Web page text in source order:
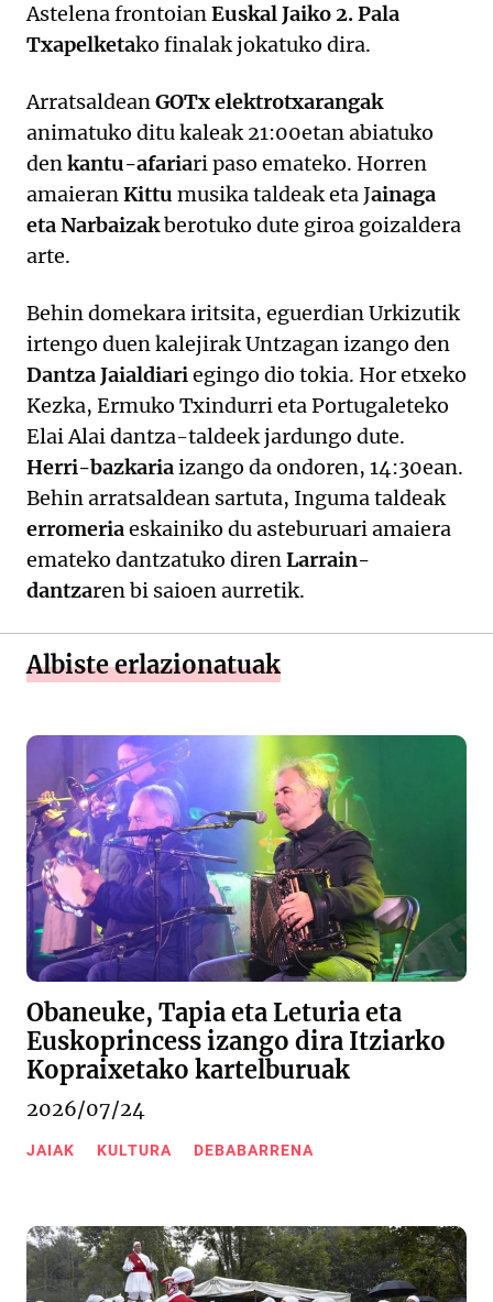
Astelena frontoianEuskal Jaiko 2. Pala
Txapelketako finalak jokatuko dira.
ArratsaldeanGOTx elektrotxarangak
animatuko ditu kaleak 21:00etan abiatuko
denkantu-afariari paso emateko. Horren
amaieranKittu musika taldeak eta Jainaga
eta Narbaizakberotuko dute giroa goizaldera
arte.
Behin domekara iritsita, eguerdian Urkizutik
irtengo duen kalejirak Untzagan izango den
Dantza Jaialdiariegingo dio tokia. Hor etxeko
Kezka, Ermuko Txindurri eta Portugaleteko
Elai Alai dantza-taldeek jardungo dute.
Herri-bazkariaizango da ondoren, 14:30ean.
Behin arratsaldean sartuta, Inguma taldeak
erromeriaeskainiko du asteburuari amaiera
emateko dantzatuko direnLarrain-
dantzaren bi saioen aurretik.
Albiste erlazionatuak
Obaneuke, Tapia eta Leturia eta
Euskoprincess izango dira Itziarko
Kopraixetako kartelburuak
2026/07/24
JAIAK KULTURA DEBABARRENA